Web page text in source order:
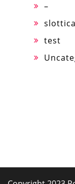
–
test